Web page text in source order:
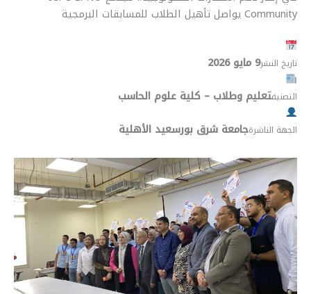
b
o
e
g
r
s
p
l
L
e
Community يواصل تأهيل الطلاب للمسابقات البرمجية
تاريخ النشر9 مايو 2026
التصنيفتعليم وطلاب – كلية علوم الحاسب
الجهة الناشرةجامعة شرق بورسعيد الأهلية